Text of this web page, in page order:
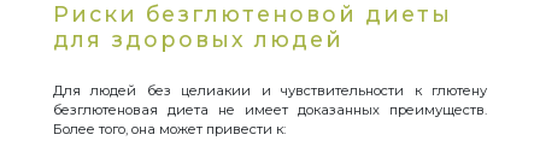
Риски безглютеновой диеты
для здоровых людей
Для людей без целиакии и чувствительности к глютену
безглютеновая диета не имеет доказанных преимуществ.
Более того, она может привести к: